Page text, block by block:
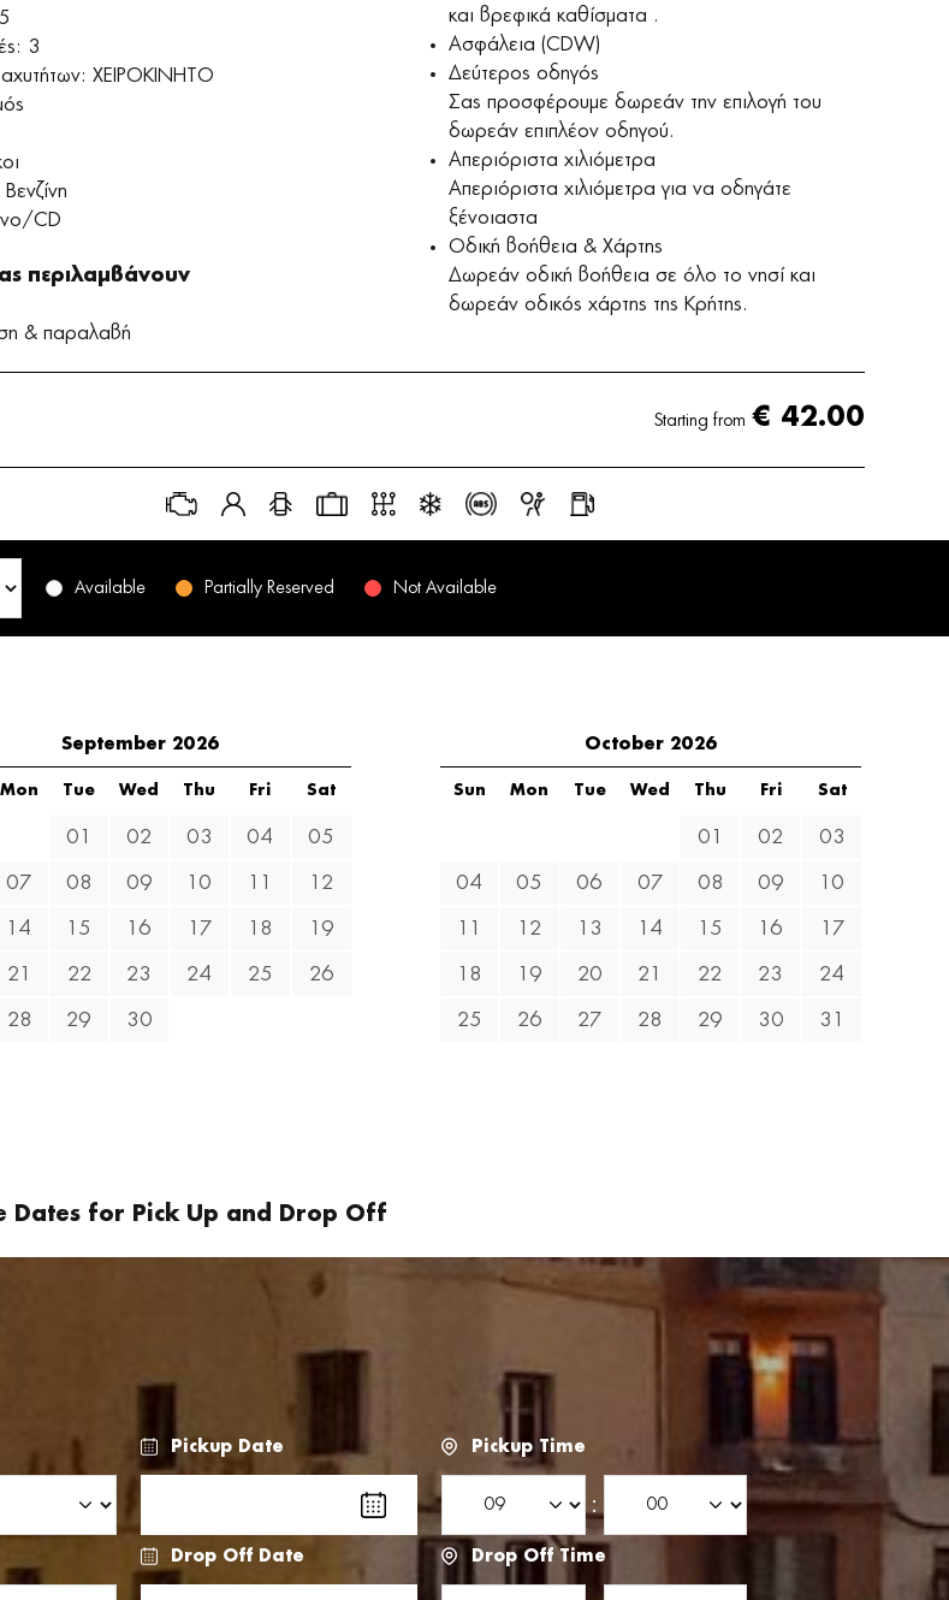
3
ΧΕΙΡΟΚΙΝΗΤΟ
CD
περιλαμβάνουν
& παραλαβή
και βρεφικά καθίσματα .
Ασφάλεια (CDW)
Δεύτερος οδηγός
Σας προσφέρουμε δωρεάν την επιλογή του
δωρεάν επιπλέον οδηγού.
Απεριόριστα χιλιόμετρα
Απεριόριστα χιλιόμετρα για να οδηγάτε
ξένοιαστα
Οδική βοήθεια & Χάρτης
Δωρεάν οδική βοήθεια σε όλο το νησί και
δωρεάν οδικός χάρτης της Κρήτης.
Starting from € 42.00
Available Partially Reserved Not Available
September 2026
Mon Tue Wed Thu Fri Sat
01 02 03 04 05
07 08 09 10 12
14 15 16 17 18 19
21 22 23 24 25 26
28 29 30
October 2026
Sun Mon Tue Wed Thu Fri Sat
01 02 03
04 05 06 07 08 09 10
12 13 14 15 16 17
18 19 20 21 22 23 24
25 26 27 28 29 30 31
Dates for Pick Up and Drop Off
Pickup Date Pickup Time
:
Drop Off Date Drop Off Time